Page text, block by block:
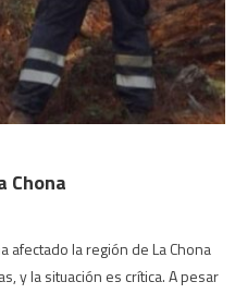
Chona
afectado la región de La Chona
y la situación es crítica. A pesar